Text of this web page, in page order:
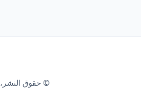
© حقوق النشر، 2019–2026، حمد القصار (جميع الحقوق محفوظة)